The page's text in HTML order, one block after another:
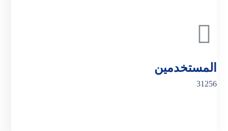
المستخدمين
31256